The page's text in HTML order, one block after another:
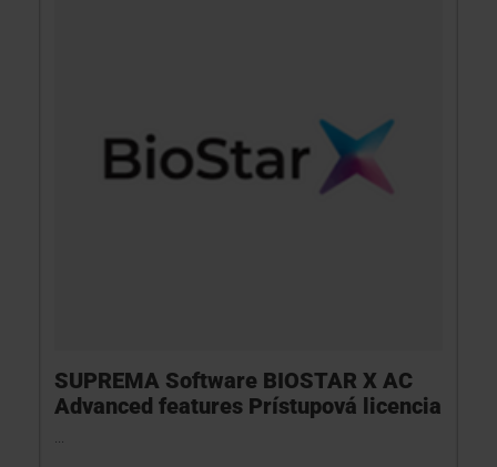
SUPREMA Software BIOSTAR X AC
Advanced features Prístupová licencia